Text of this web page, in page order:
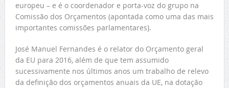
europeu – e é o coordenador e porta-voz do grupo na
Comissão dos Orçamentos (apontada como uma das mais
importantes comissões parlamentares).
José Manuel Fernandes é o relator do Orçamento geral
da EU para 2016, além de que tem assumido
sucessivamente nos últimos anos um trabalho de relevo
da definição dos orçamentos anuais da UE, na dotação